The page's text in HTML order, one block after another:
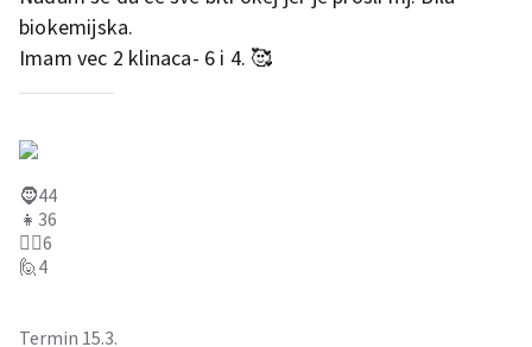
👧36
🙋4
Termin 15.3.
biokemijska.
Imam vec 2 klinaca- 6 i 4. 🥰
🧔44
👧36
👱‍♀️6
🙋4
Termin 15.3.